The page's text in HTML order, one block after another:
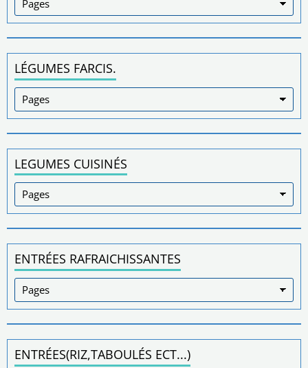
LÉGUMES FARCIS.
LEGUMES CUISINÉS
ENTRÉES RAFRAICHISSANTES
ENTRÉES(RIZ,TABOULÉS ECT...)